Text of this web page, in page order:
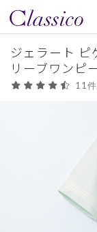
ジェラート ピ
リーブワンピ
11件